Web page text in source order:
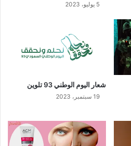
5 يوليو، 2023
شعار اليوم الوطني 93 تلوين
19 سبتمبر، 2023